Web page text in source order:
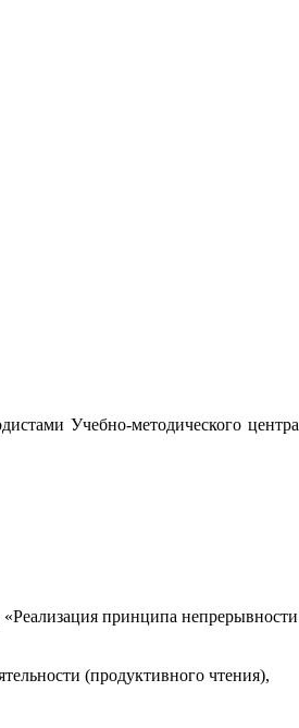
Учебно-методического центра
принципа непрерывности
(продуктивного чтения),